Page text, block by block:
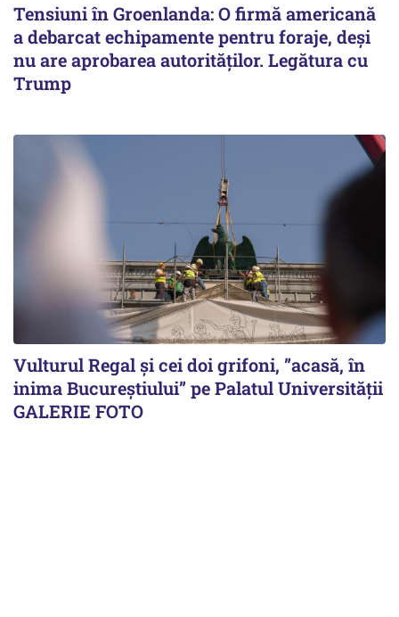
Tensiuni în Groenlanda: O firmă americană
a debarcat echipamente pentru foraje, deși
nu are aprobarea autorităților. Legătura cu
Trump
Vulturul Regal și cei doi grifoni, ”acasă, în
inima Bucureștiului” pe Palatul Universității
GALERIE FOTO